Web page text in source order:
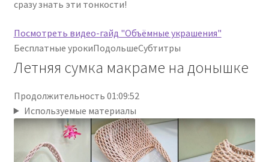
сразу знать эти тонкости!
Посмотреть видео-гайд "Объёмные украшения"
Бесплатные урокиПодольшеСубтитры
Летняя сумка макраме на донышке
Продолжительность 01:09:52
Используемые материалы